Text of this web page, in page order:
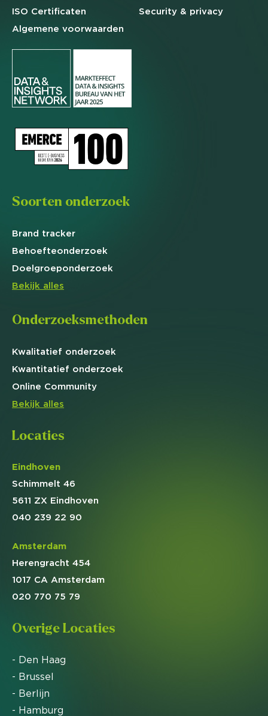
ISO Certificaten
Algemene voorwaarden
Security & privacy
Soorten onderzoek
Brand tracker
Behoefteonderzoek
Doelgroeponderzoek
Bekijk alles
Onderzoeksmethoden
Kwalitatief onderzoek
Kwantitatief onderzoek
Online Community
Bekijk alles
Locaties
Eindhoven
Schimmelt 46
5611 ZX Eindhoven
040 239 22 90
Amsterdam
Herengracht 454
1017 CA Amsterdam
020 770 75 79
Overige Locaties
- Den Haag
- Brussel
- Berlijn
- Hamburg